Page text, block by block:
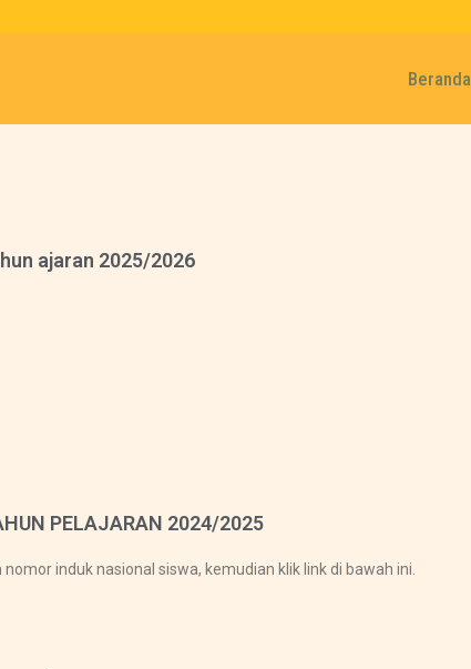
Beranda
ajaran 2025/2026
PELAJARAN 2024/2025
induk nasional siswa, kemudian klik link di bawah ini.